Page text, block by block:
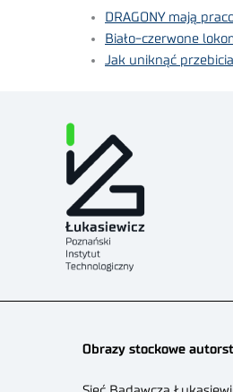
DRAGONY mają
Biało-czerwone
Jak uniknąć
Obrazy stockowe